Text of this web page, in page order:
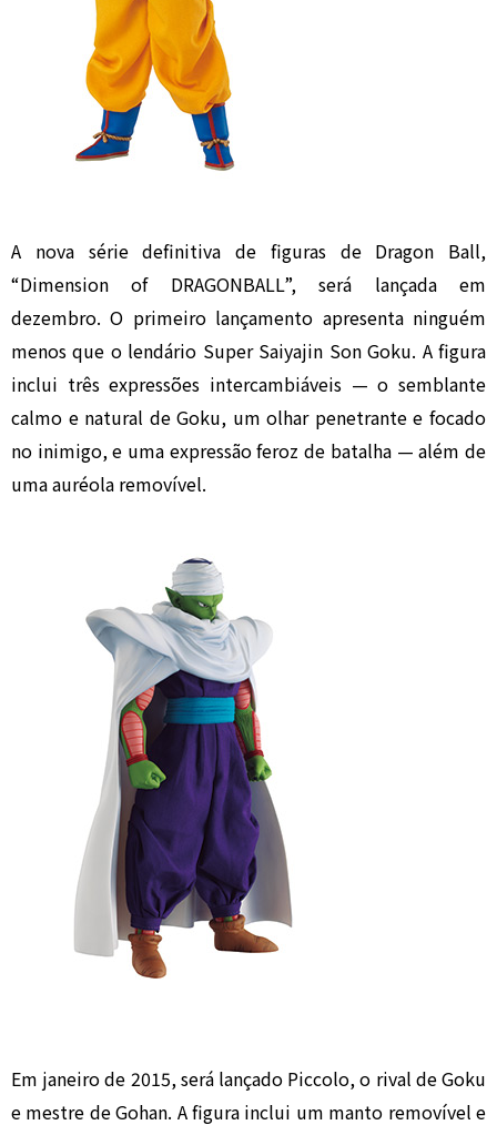
A nova série definitiva de figuras de Dragon Ball,
“Dimension of DRAGONBALL”, será lançada em
dezembro. O primeiro lançamento apresenta ninguém
menos que o lendário Super Saiyajin Son Goku. A figura
inclui três expressões intercambiáveis — o semblante
calmo e natural de Goku, um olhar penetrante e focado
no inimigo, e uma expressão feroz de batalha — além de
uma auréola removível.
Em janeiro de 2015, será lançado Piccolo, o rival de Goku
e mestre de Gohan. A figura inclui um manto removível e